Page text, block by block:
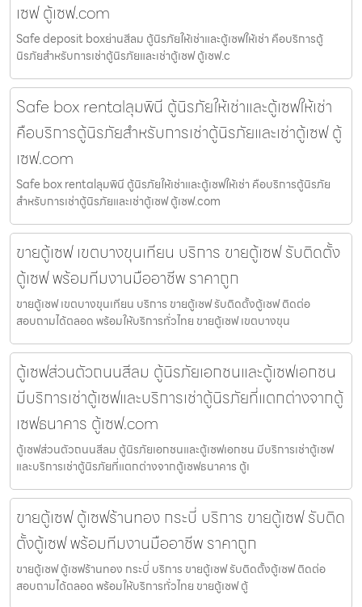
เซฟ ตู้เซฟ.com
Safe deposit boxย่านสีลม ตู้นิรภัยให้เช่าและตู้เซฟให้เช่า คือบริการตู้
นิรภัยสำหรับการเช่าตู้นิรภัยและเช่าตู้เซฟ ตู้เซฟ.c
Safe box rentalลุมพินี ตู้นิรภัยให้เช่าและตู้เซฟให้เช่า
คือบริการตู้นิรภัยสำหรับการเช่าตู้นิรภัยและเช่าตู้เซฟ ตู้
เซฟ.com
Safe box rentalลุมพินี ตู้นิรภัยให้เช่าและตู้เซฟให้เช่า คือบริการตู้นิรภัย
สำหรับการเช่าตู้นิรภัยและเช่าตู้เซฟ ตู้เซฟ.com
ขายตู้เซฟ เขตบางขุนเทียน บริการ ขายตู้เซฟ รับติดตั้ง
ตู้เซฟ พร้อมทีมงานมืออาชีพ ราคาถูก
ขายตู้เซฟ เขตบางขุนเทียน บริการ ขายตู้เซฟ รับติดตั้งตู้เซฟ ติดต่อ
สอบถามได้ตลอด พร้อมให้บริการทั่วไทย ขายตู้เซฟ เขตบางขุน
ตู้เซฟส่วนตัวถนนสีลม ตู้นิรภัยเอกชนและตู้เซฟเอกชน
มีบริการเช่าตู้เซฟและบริการเช่าตู้นิรภัยที่แตกต่างจากตู้
เซฟธนาคาร ตู้เซฟ.com
ตู้เซฟส่วนตัวถนนสีลม ตู้นิรภัยเอกชนและตู้เซฟเอกชน มีบริการเช่าตู้เซฟ
และบริการเช่าตู้นิรภัยที่แตกต่างจากตู้เซฟธนาคาร ตู้เ
ขายตู้เซฟ ตู้เซฟร้านทอง กระบี่ บริการ ขายตู้เซฟ รับติด
ตั้งตู้เซฟ พร้อมทีมงานมืออาชีพ ราคาถูก
ขายตู้เซฟ ตู้เซฟร้านทอง กระบี่ บริการ ขายตู้เซฟ รับติดตั้งตู้เซฟ ติดต่อ
สอบถามได้ตลอด พร้อมให้บริการทั่วไทย ขายตู้เซฟ ตู้